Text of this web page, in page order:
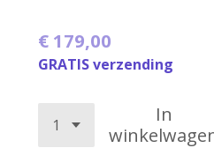
€ 179,00
GRATIS verzending
In